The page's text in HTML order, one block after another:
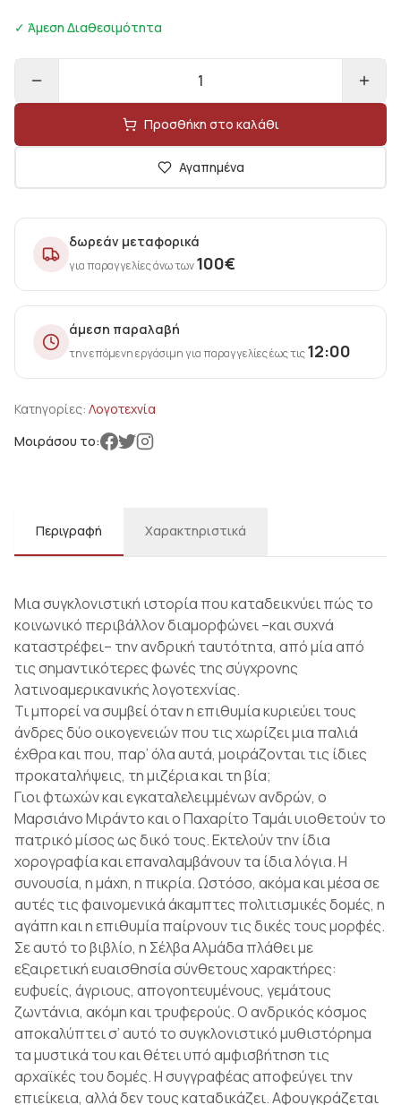
✓ Άμεση Διαθεσιμότητα
1
Προσθήκη στο καλάθι
Αγαπημένα
δωρεάν μεταφορικά
για παραγγελίες άνω των100€
άμεση παραλαβή
την επόμενη εργάσιμη για παραγγελίες έως τις12:00
Κατηγορίες: Λογοτεχνία
Μοιράσου το:
Περιγραφή Χαρακτηριστικά
Μια συγκλονιστική ιστορία που καταδεικνύει πώς το
κοινωνικό περιβάλλον διαμορφώνει –και συχνά
καταστρέφει– την ανδρική ταυτότητα, από μία από
τις σημαντικότερες φωνές της σύγχρονης
λατινοαμερικανικής λογοτεχνίας.
Τι μπορεί να συμβεί όταν η επιθυμία κυριεύει τους
άνδρες δύο οικογενειών που τις χωρίζει μια παλιά
έχθρα και που, παρ’ όλα αυτά, μοιράζονται τις ίδιες
προκαταλήψεις, τη μιζέρια και τη βία;
Γιοι φτωχών και εγκαταλελειμμένων ανδρών, ο
Μαρσιάνο Μιράντο και ο Παχαρίτο Ταμάι υιοθετούν το
πατρικό μίσος ως δικό τους. Εκτελούν την ίδια
χορογραφία και επαναλαμβάνουν τα ίδια λόγια. Η
συνουσία, η μάχη, η πικρία. Ωστόσο, ακόμα και μέσα σε
αυτές τις φαινομενικά άκαμπτες πολιτισμικές δομές, η
αγάπη και η επιθυμία παίρνουν τις δικές τους μορφές.
Σε αυτό το βιβλίο, η Σέλβα Αλμάδα πλάθει με
εξαιρετική ευαισθησία σύνθετους χαρακτήρες:
ευφυείς, άγριους, απογοητευμένους, γεμάτους
ζωντάνια, ακόμη και τρυφερούς. Ο ανδρικός κόσμος
αποκαλύπτει σ’ αυτό το συγκλονιστικό μυθιστόρημα
τα μυστικά του και θέτει υπό αμφισβήτηση τις
αρχαϊκές του δομές. Η συγγραφέας αποφεύγει την
επιείκεια, αλλά δεν τους καταδικάζει. Αφουγκράζεται